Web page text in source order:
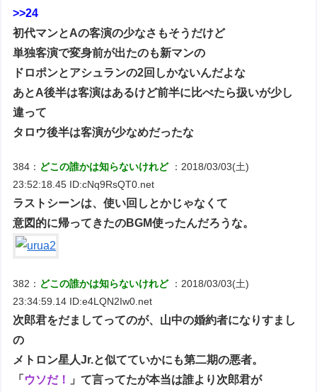
>>24
初代マンとAの客演の少なさもそうだけど
単独客演で変身前が出たのも新マンの
ドロポンとアシュランの2回しかないんだよな
あとA後半は客演はあるけど前半に比べたら扱いが少し
違って
タロウ後半は客演が少なめだったな
384： どこの誰かは知らないけれど ：2018/03/03(土)
23:52:18.45 ID:cNq9RsQT0.net
ラストシーンは、使い回しとかじゃなくて
意図的に帰ってきたのBGM使ったんだろうな。
382： どこの誰かは知らないけれど ：2018/03/03(土)
23:34:59.14 ID:e4LQN2Iw0.net
次郎君をだましてってのが、山中の婚約者になりすまし
の
メトロン星人Jr.と似てていかにも第二期の悪者。
「 ウソだ！
」て言ってたが本当は誰より次郎君が